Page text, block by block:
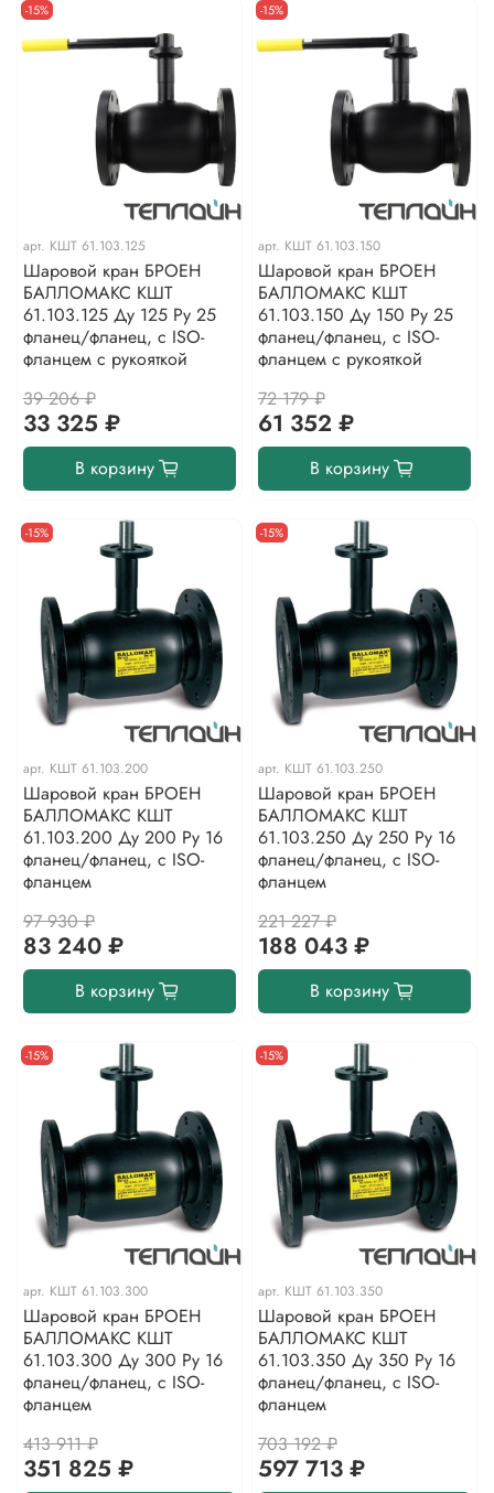
-15%
арт. КШТ 61.103.125
Шаровой кран БРОЕН
БАЛЛОМАКС КШТ
61.103.125 Ду 125 Ру 25
фланец/фланец, с ISO-
фланцем с рукояткой
39 206 ₽
33 325 ₽
В корзину
-15%
арт. КШТ 61.103.150
Шаровой кран БРОЕН
БАЛЛОМАКС КШТ
61.103.150 Ду 150 Ру 25
фланец/фланец, с ISO-
фланцем с рукояткой
72 179 ₽
61 352 ₽
В корзину
-15%
арт. КШТ 61.103.200
Шаровой кран БРОЕН
БАЛЛОМАКС КШТ
61.103.200 Ду 200 Ру 16
фланец/фланец, с ISO-
фланцем
97 930 ₽
83 240 ₽
В корзину
-15%
арт. КШТ 61.103.250
Шаровой кран БРОЕН
БАЛЛОМАКС КШТ
61.103.250 Ду 250 Ру 16
фланец/фланец, с ISO-
фланцем
221 227 ₽
188 043 ₽
В корзину
-15%
арт. КШТ 61.103.300
Шаровой кран БРОЕН
БАЛЛОМАКС КШТ
61.103.300 Ду 300 Ру 16
фланец/фланец, с ISO-
фланцем
413 911 ₽
351 825 ₽
-15%
арт. КШТ 61.103.350
Шаровой кран БРОЕН
БАЛЛОМАКС КШТ
61.103.350 Ду 350 Ру 16
фланец/фланец, с ISO-
фланцем
703 192 ₽
597 713 ₽